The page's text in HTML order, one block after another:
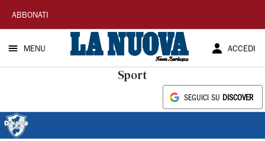
La
Nuova
Sardegna
ABBONATI
MENU ACCEDI
Sport
SEGUICI SU DISCOVER